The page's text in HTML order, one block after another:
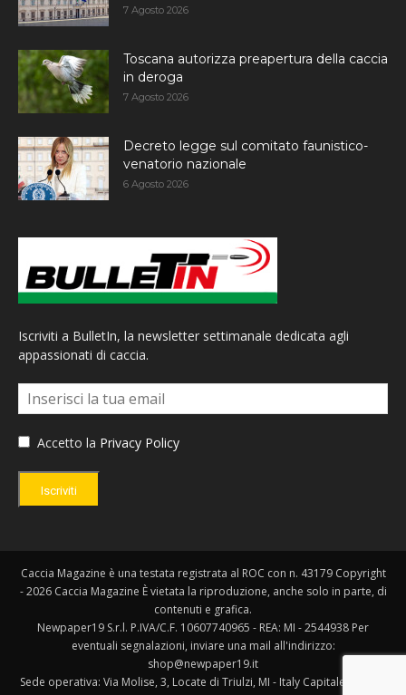
7 Agosto 2026
Toscana autorizza preapertura della caccia
in deroga
7 Agosto 2026
Decreto legge sul comitato faunistico-
venatorio nazionale
6 Agosto 2026
Iscriviti a BulletIn, la newsletter settimanale dedicata agli
appassionati di caccia.
Accetto la Privacy Policy
Iscriviti
Caccia Magazine è una testata registrata al ROC con n. 43179 Copyright
- 2026 Caccia Magazine È vietata la riproduzione, anche solo in parte, di
contenuti e grafica.
Newpaper19 S.r.l. P.IVA/C.F. 10607740965 - REA: MI - 2544938 Per
eventuali segnalazioni, inviare una mail all'indirizzo:
shop@newpaper19.it
Sede operativa: Via Molise, 3, Locate di Triulzi, MI - Italy Capitale Sociale: